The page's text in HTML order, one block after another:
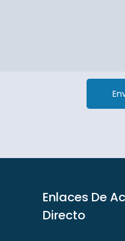
Enlaces De
Directo